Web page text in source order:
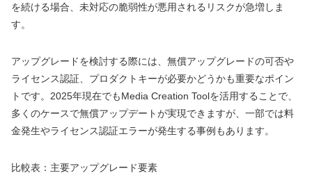
を続ける場合、未対応の脆弱性が悪用されるリスクが急増しま
す。
アップグレードを検討する際には、無償アップグレードの可否や
ライセンス認証、プロダクトキーが必要かどうかも重要なポイン
トです。2025年現在でもMedia Creation Toolを活用することで、
多くのケースで無償アップデートが実現できますが、一部では料
金発生やライセンス認証エラーが発生する事例もあります。
比較表：主要アップグレード要素